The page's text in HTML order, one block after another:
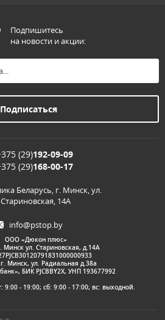
Подпишитесь
на новости и акции:
(29)192-09-09
(29)168-00-17
Беларусь, г. Минск, ул.
Стариновская, 14А
info@pstop.by
ООО «Дюкон плюс»
Минск ул. Стариновская, д.14А
Минск, ул. Радиальная д.38а
БИК PJCBBY2X, УНП 193677992
9:00 - 19:00; сб: 9:00 - 17:00; вс: выходной.